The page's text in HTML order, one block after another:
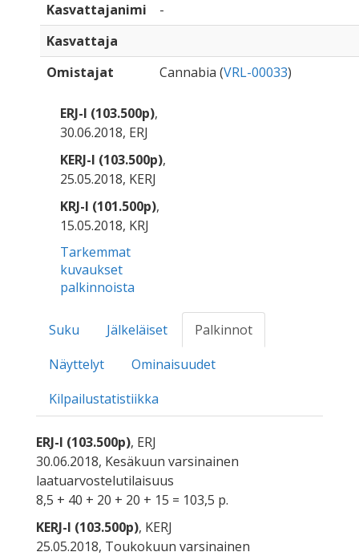
Kasvattajanimi
-
Kasvattaja
Omistajat
Cannabia (VRL-00033)
ERJ-I (103.500p),
30.06.2018, ERJ
KERJ-I (103.500p),
25.05.2018, KERJ
KRJ-I (101.500p),
15.05.2018, KRJ
Tarkemmat
kuvaukset
palkinnoista
Suku Jälkeläiset
Palkinnot
Näyttelyt
Ominaisuudet
Kilpailustatistiikka
ERJ-I (103.500p), ERJ
30.06.2018, Kesäkuun varsinainen
laatuarvostelutilaisuus
8,5 + 40 + 20 + 20 + 15 = 103,5 p.
KERJ-I (103.500p), KERJ
25.05.2018, Toukokuun varsinainen